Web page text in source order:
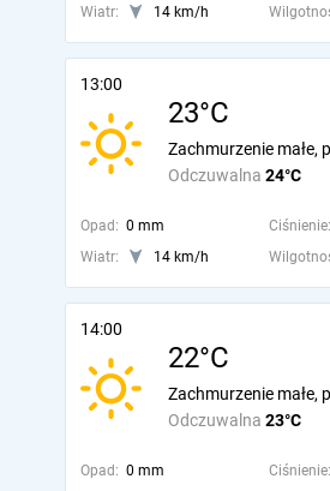
Wiatr:
14 km/h
13:00
23°C
Odczuwalna 24°C
Zachmurzenie małe,
Opad: 0 mm Ciśnienie:
Wiatr:
14 km/h
14:00
22°C
Odczuwalna 23°C
Zachmurzenie małe,
Opad: 0 mm Ciśnienie: